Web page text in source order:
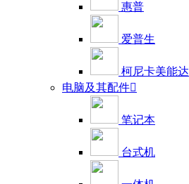
惠普
爱普生
柯尼卡美能达
电脑及其配件
笔记本
台式机